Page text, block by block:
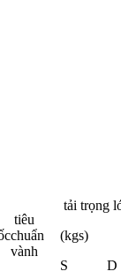
tiêu
chuẩn
vành
tải trọng
(kgs)
S
D